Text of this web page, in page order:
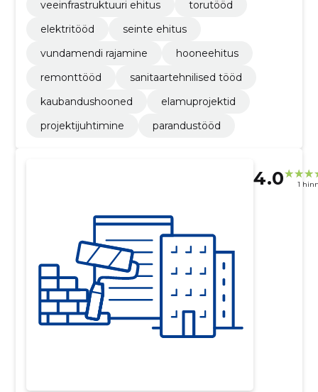
veeinfrastruktuuri ehitus
torutööd
elektritööd
seinte ehitus
vundamendi rajamine
hooneehitus
remonttööd
sanitaartehnilised tööd
kaubandushooned
elamuprojektid
projektijuhtimine
parandustööd
4.0 1